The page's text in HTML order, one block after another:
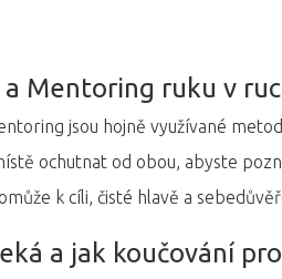
a Mentoring ruku v
jsou hojně využívané
ochutnat od obou, abyste
k cíli, čisté hlavě a
a jak koučování